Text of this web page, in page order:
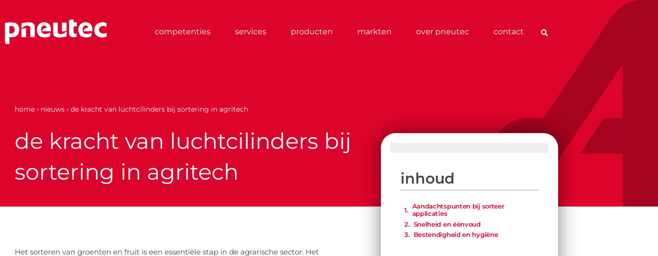
inhoud
competenties services producten markten over pneutec contact
home › nieuws › de kracht van luchtcilinders bij sortering in agritech
de kracht van luchtcilinders bij
sortering in agritech
Het sorteren van groenten en fruit is een essentiële stap in de agrarische sector. Het
inhoud
Aandachtspunten bij sorteer
applicaties
Snelheid en éénvoud
Bestendigheid en hygiëne